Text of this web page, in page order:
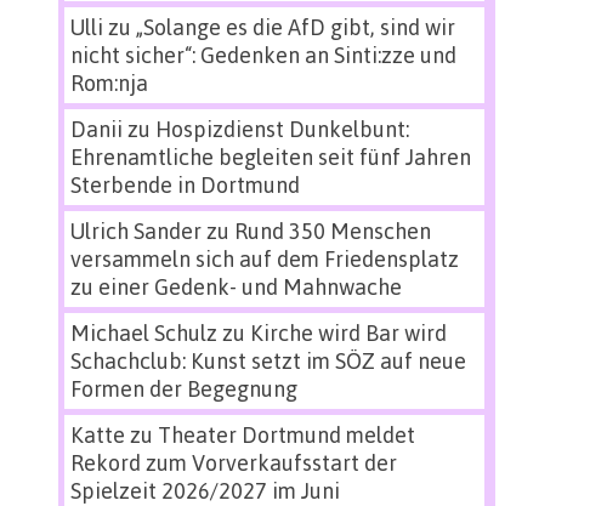
Ulli zu „Solange es die AfD gibt, sind wir
nicht sicher“: Gedenken an Sinti:zze und
Rom:nja
Danii zu Hospizdienst Dunkelbunt:
Ehrenamtliche begleiten seit fünf Jahren
Sterbende in Dortmund
Ulrich Sanderzu Rund 350 Menschen
versammeln sich auf dem Friedensplatz
zu einer Gedenk- und Mahnwache
Michael Schulz zu Kirche wird Bar wird
Schachclub: Kunst setzt im SÖZ auf neue
Formen der Begegnung
Katte zu Theater Dortmund meldet
Rekord zum Vorverkaufsstart der
Spielzeit 2026/2027 im Juni